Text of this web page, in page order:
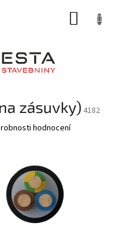
zásuvky) 4182
hodnocení